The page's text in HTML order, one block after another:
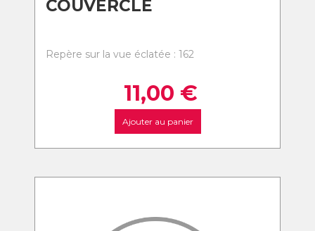
COUVERCLE
Repère sur la vue éclatée : 162
11,00 €
Ajouter au panier